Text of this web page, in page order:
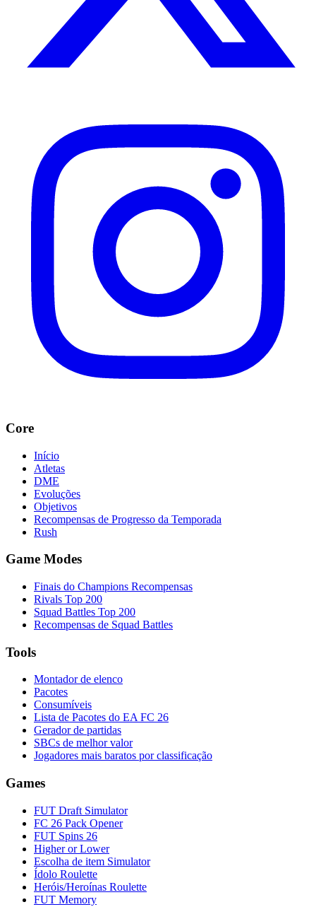
Core
Início
Atletas
DME
Evoluções
Objetivos
Recompensas de Progresso da Temporada
Rush
Game Modes
Finais do Champions Recompensas
Rivals Top 200
Squad Battles Top 200
Recompensas de Squad Battles
Tools
Montador de elenco
Pacotes
Consumíveis
Lista de Pacotes do EA FC 26
Gerador de partidas
SBCs de melhor valor
Jogadores mais baratos por classificação
Games
FUT Draft Simulator
FC 26 Pack Opener
FUT Spins 26
Higher or Lower
Escolha de item Simulator
Ídolo Roulette
Heróis/Heroínas Roulette
FUT Memory